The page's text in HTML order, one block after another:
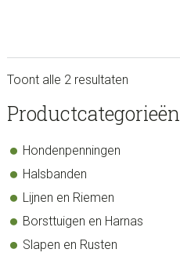
Toont alle 2 resultaten
sidebar
Store
Productcategorieën
Hondenpenningen
Halsbanden
Lijnen en Riemen
Borsttuigen en Harnas
Slapen en Rusten